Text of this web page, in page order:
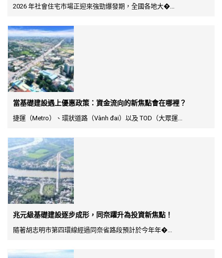
2026 年社會住宅市場正迎來強勁爆發期，全國各地大�...
當基礎建設遇上優惠政策：資金流向的新焦點會在哪裡？
捷運（Metro）、環狀道路（Vành đai）以及 TOD（大眾運...
兆元級基礎建設逐步成形，同奈躍升為投資新焦點！
隨著胡志明市第四環線經過同奈省路段預計於今年年�...